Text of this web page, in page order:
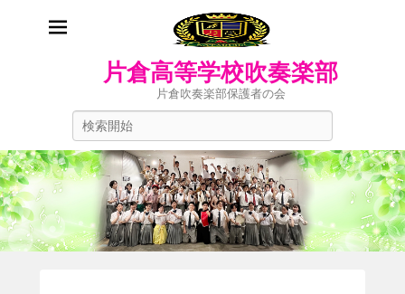
片倉高等学校吹奏楽部
片倉吹奏楽部保護者の会
開
始